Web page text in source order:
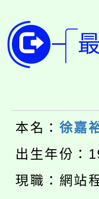
開!
115年
田徑場
桃園市
視費
半價優
者。
大園
份教師
大溪自
份教師
淨零綠
會
115年
程
「本色
本名： 徐嘉
出生年份：
現職：網站